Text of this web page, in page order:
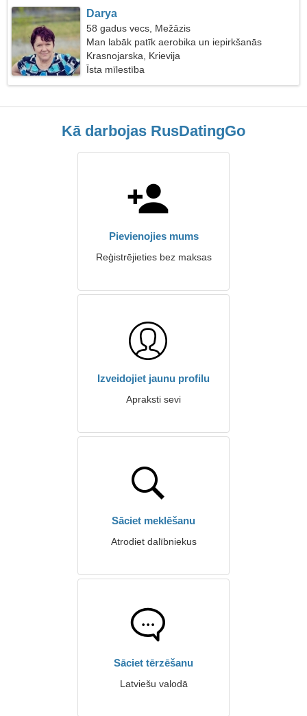
Darya
58 gadus vecs, Mežāzis
Man labāk patīk aerobika un iepirkšanās
Krasnojarska, Krievija
Īsta mīlestība
Kā darbojas RusDatingGo
Pievienojies mums
Reģistrējieties bez maksas
Izveidojiet jaunu profilu
Apraksti sevi
Sāciet meklēšanu
Atrodiet dalībniekus
Sāciet tērzēšanu
Latviešu valodā